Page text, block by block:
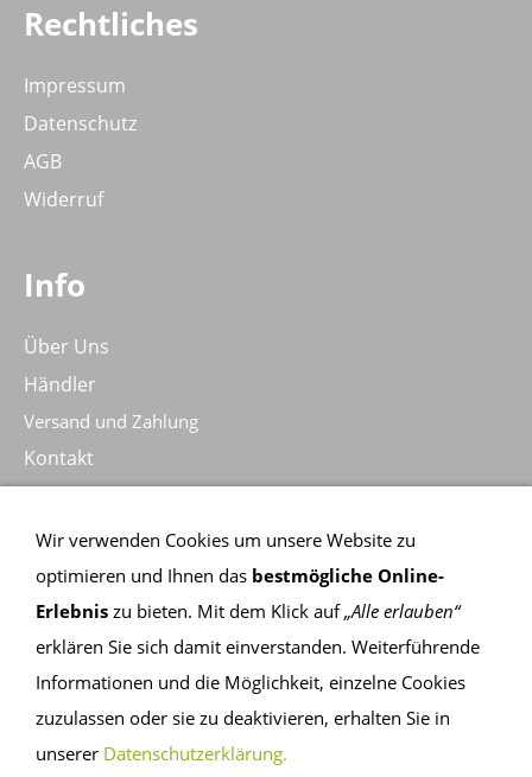
Rechtliches
Impressum
Datenschutz
AGB
Widerruf
Info
Über Uns
Händler
Versand und Zahlung
Kontakt
Kontakt
Claudia Philipp I Catherine Gschwind
Hohenheimer Strasse 17, 73734 Esslingen
Telefon:+49 (0)711 388790
Email:info@holzpluswolle.com
Web:www.holzpluswolle.com
Wir verwenden Cookies um unsere Website zu
optimieren und Ihnen das bestmögliche Online-
Erlebnis zu bieten. Mit dem Klick auf„Alle erlauben“
erklären Sie sich damit einverstanden. Weiterführende
Informationen und die Möglichkeit, einzelne Cookies
zuzulassen oder sie zu deaktivieren, erhalten Sie in
unserer Datenschutzerklärung.